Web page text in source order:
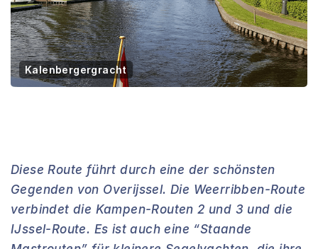
Kalenbergergracht
Diese Route führt durch eine der schönsten
Gegenden von Overijssel. Die Weerribben-Route
verbindet die Kampen-Routen 2 und 3 und die
IJssel-Route. Es ist auch eine “Staande